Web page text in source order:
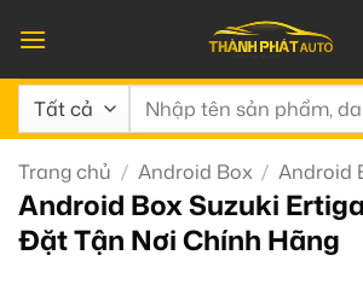
qua
nội
dung
Tìm
Trang chủ / Android Box / Android
Android Box Suzuki
Đặt Tận Nơi Chính Hãng